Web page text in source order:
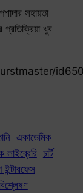
সহায়তা
খুব
একাডেমিক
লাইব্রেরি চার্ট